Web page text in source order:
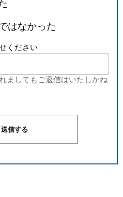
はなかった
ください
ましてもご返信はいたしかね